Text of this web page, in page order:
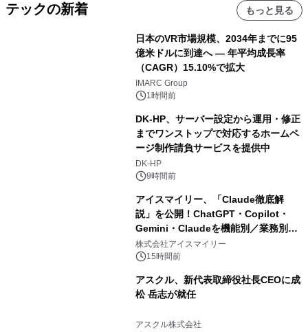
テックの新着 もっと見る
日本のVR市場規模、2034年までに95
億米ドルに到達へ ― 年平均成長率
（CAGR）15.10%で拡大
IMARC Group
1時間前
DK-HP、サーバー設定から運用・修正
までワンストップで対応するホームペ
ージ制作請負サービスを提供中
DK-HP
9時間前
アイスマイリー、「Claude徹底解
説」を公開！ChatGPT・Copilot・
Gemini・Claudeを機能別／業務別に
比較―自社に合う生成AIの選び方がわ
かる実践ガイド
株式会社アイスマイリー
15時間前
アスクル、新代表取締役社長CEOに成
松 岳志が就任
アスクル株式会社